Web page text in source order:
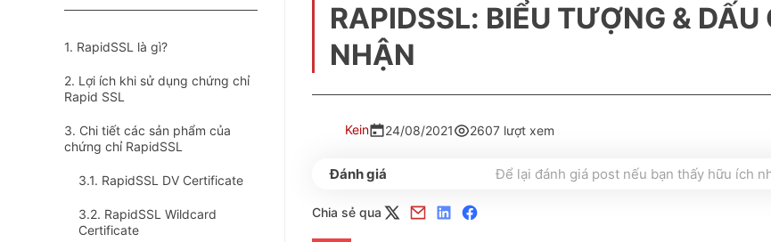
RapidSSL là gì?
Lợi ích khi sử dụng chứng chỉ
Rapid SSL
Chi tiết các sản phẩm của
chứng chỉ RapidSSL
RapidSSL DV Certificate
RapidSSL Wildcard
Certificate
RAPIDSSL: BIỂU TƯỢNG &
NHẬN
Kein 24/08/2021 2607 lượt xem
Để lại đánh giá post nếu bạn thấy hữu ích
Chia sẻ qua